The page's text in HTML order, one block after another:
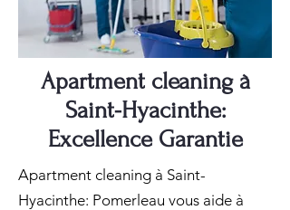
Apartment cleaning à
Saint-Hyacinthe:
Excellence Garantie
Apartment cleaning à Saint-
Hyacinthe: Pomerleau vous aide à